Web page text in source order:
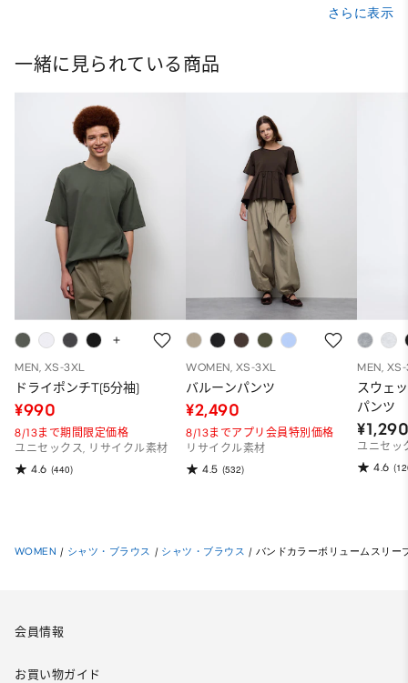
さらに表示
一緒に見られている商品
MEN, XS-3XL
ドライポンチT(5分袖)
¥990
8/13まで期間限定価格
ユニセックス, リサイクル素材
4.6 (440)
WOMEN, XS-3XL
バルーンパンツ
¥2,490
8/13までアプリ会員特別価格
リサイクル素材
4.5 (532)
MEN,
スウェ
パンツ
ユニセッ
4.6
WOMEN / シャツ・ブラウス / シャツ・ブラウス / バンドカラーボリュームスリー
会員情報
お買い物ガイド